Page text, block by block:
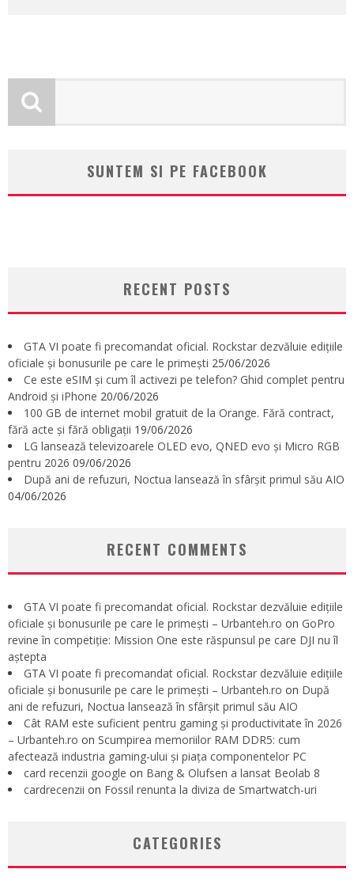
SUNTEM SI PE FACEBOOK
RECENT POSTS
GTA VI poate fi precomandat oficial. Rockstar dezvăluie edițiile
oficiale și bonusurile pe care le primești 25/06/2026
Ce este eSIM și cum îl activezi pe telefon? Ghid complet pentru
Android și iPhone 20/06/2026
100 GB de internet mobil gratuit de la Orange. Fără contract,
fără acte și fără obligații 19/06/2026
LG lansează televizoarele OLED evo, QNED evo și Micro RGB
pentru 2026 09/06/2026
După ani de refuzuri, Noctua lansează în sfârșit primul său AIO
04/06/2026
RECENT COMMENTS
GTA VI poate fi precomandat oficial. Rockstar dezvăluie edițiile
oficiale și bonusurile pe care le primești – Urbanteh.ro on GoPro
revine în competiție: Mission One este răspunsul pe care DJI nu îl
aștepta
GTA VI poate fi precomandat oficial. Rockstar dezvăluie edițiile
oficiale și bonusurile pe care le primești – Urbanteh.ro on După
ani de refuzuri, Noctua lansează în sfârșit primul său AIO
Cât RAM este suficient pentru gaming și productivitate în 2026
– Urbanteh.ro on Scumpirea memoriilor RAM DDR5: cum
afectează industria gaming-ului și piața componentelor PC
card recenzii google on Bang & Olufsen a lansat Beolab 8
cardrecenzii on Fossil renunta la diviza de Smartwatch-uri
CATEGORIES